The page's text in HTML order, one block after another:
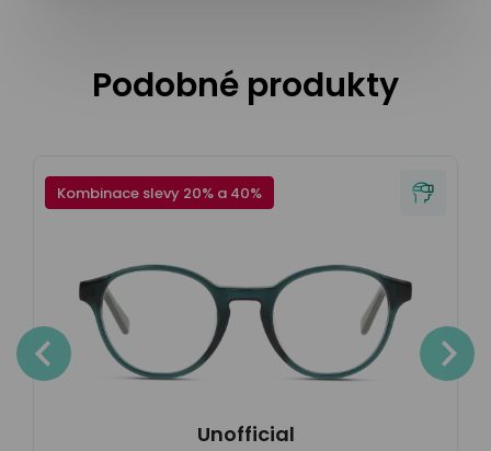
Podobné produkty
Kombinace slevy 20% a 40%
Unofficial